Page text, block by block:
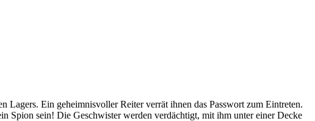
Lagers. Ein geheimnisvoller Reiter verrät ihnen das Passwort zum Eintreten.
Spion sein! Die Geschwister werden verdächtigt, mit ihm unter einer Decke